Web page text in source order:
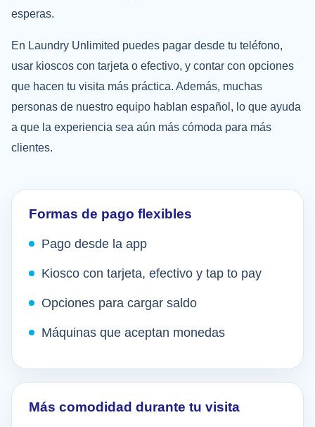
esperas.
En Laundry Unlimited puedes pagar desde tu teléfono,
usar kioscos con tarjeta o efectivo, y contar con opciones
que hacen tu visita más práctica. Además, muchas
personas de nuestro equipo hablan español, lo que ayuda
a que la experiencia sea aún más cómoda para más
clientes.
Formas de pago flexibles
Pago desde la app
Kiosco con tarjeta, efectivo y tap to pay
Opciones para cargar saldo
Máquinas que aceptan monedas
Más comodidad durante tu visita